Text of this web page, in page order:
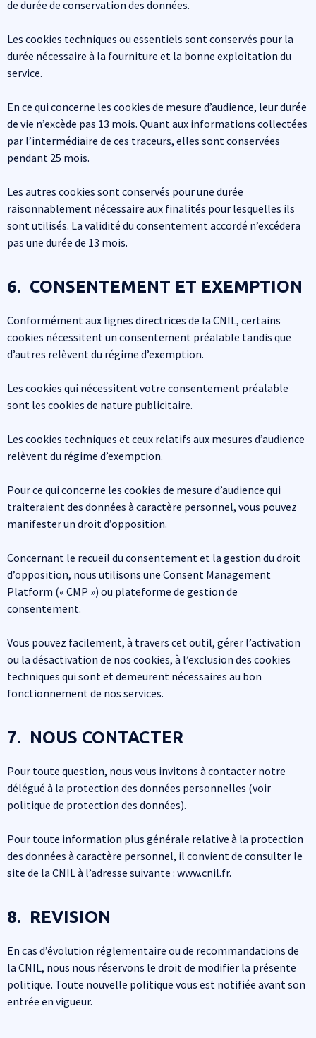
de durée de conservation des données.
Les cookies techniques ou essentiels sont conservés pour la
durée nécessaire à la fourniture et la bonne exploitation du
service.
En ce qui concerne les cookies de mesure d’audience, leur durée
de vie n’excède pas 13 mois. Quant aux informations collectées
par l’intermédiaire de ces traceurs, elles sont conservées
pendant 25 mois.
Les autres cookies sont conservés pour une durée
raisonnablement nécessaire aux finalités pour lesquelles ils
sont utilisés. La validité du consentement accordé n’excédera
pas une durée de 13 mois.
6. CONSENTEMENT ET EXEMPTION
Conformément aux lignes directrices de la CNIL, certains
cookies nécessitent un consentement préalable tandis que
d’autres relèvent du régime d’exemption.
Les cookies qui nécessitent votre consentement préalable
sont les cookies de nature publicitaire.
Les cookies techniques et ceux relatifs aux mesures d’audience
relèvent du régime d’exemption.
Pour ce qui concerne les cookies de mesure d’audience qui
traiteraient des données à caractère personnel, vous pouvez
manifester un droit d’opposition.
Concernant le recueil du consentement et la gestion du droit
d’opposition, nous utilisons une Consent Management
Platform (« CMP ») ou plateforme de gestion de
consentement.
Vous pouvez facilement, à travers cet outil, gérer l’activation
ou la désactivation de nos cookies, à l’exclusion des cookies
techniques qui sont et demeurent nécessaires au bon
fonctionnement de nos services.
7. NOUS CONTACTER
Pour toute question, nous vous invitons à contacter notre
délégué à la protection des données personnelles (voir
politique de protection des données).
Pour toute information plus générale relative à la protection
des données à caractère personnel, il convient de consulter le
site de la CNIL à l’adresse suivante : www.cnil.fr.
8. REVISION
En cas d’évolution réglementaire ou de recommandations de
la CNIL, nous nous réservons le droit de modifier la présente
politique. Toute nouvelle politique vous est notifiée avant son
entrée en vigueur.